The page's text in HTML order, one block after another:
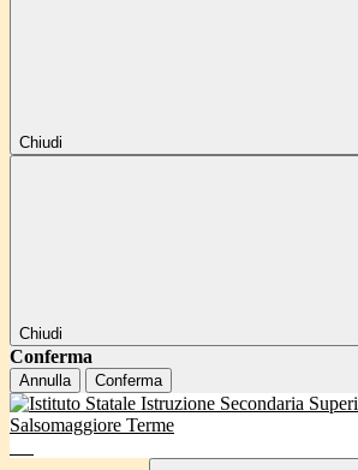
Chiudi
Chiudi
Conferma
Annulla Conferma